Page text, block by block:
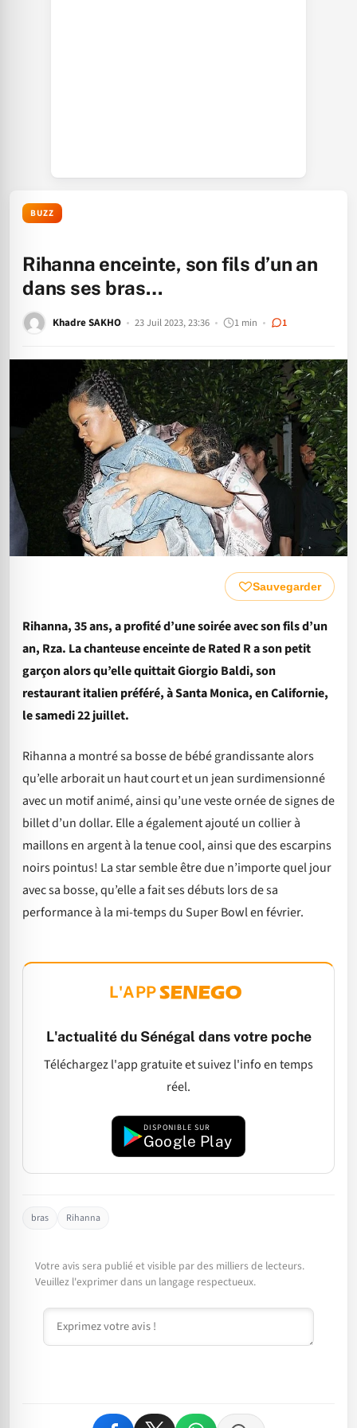
BUZZ
Rihanna enceinte, son fils d’un an
dans ses bras…
Khadre SAKHO 23 Juil 2023, 23:36 1 min 1
Sauvegarder
Rihanna, 35 ans, a profité d’une soirée avec son fils d’un
an, Rza. La chanteuse enceinte de Rated R a son petit
garçon alors qu’elle quittait Giorgio Baldi, son
restaurant italien préféré, à Santa Monica, en Californie,
le samedi 22 juillet.
Rihanna a montré sa bosse de bébé grandissante alors
qu’elle arborait un haut court et un jean surdimensionné
avec un motif animé, ainsi qu’une veste ornée de signes de
billet d’un dollar. Elle a également ajouté un collier à
maillons en argent à la tenue cool, ainsi que des escarpins
noirs pointus! La star semble être due n’importe quel jour
avec sa bosse, qu’elle a fait ses débuts lors de sa
performance à la mi-temps du Super Bowl en février.
L'APP
L'actualité du Sénégal dans votre poche
Téléchargez l'app gratuite et suivez l'info en temps
réel.
DISPONIBLE SUR
Google Play
bras Rihanna
Votre avis sera publié et visible par des milliers de lecteurs.
Veuillez l'exprimer dans un langage respectueux.
Commentaire